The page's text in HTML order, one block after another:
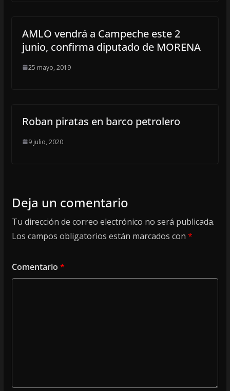
AMLO vendrá a Campeche este 2
junio, confirma diputado de MORENA
25 mayo, 2019
Roban piratas en barco petrolero
9 julio, 2020
Deja un comentario
Tu dirección de correo electrónico no será publicada.
Los campos obligatorios están marcados con *
Comentario *